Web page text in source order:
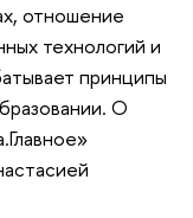
отношение
технологий и
принципы
О